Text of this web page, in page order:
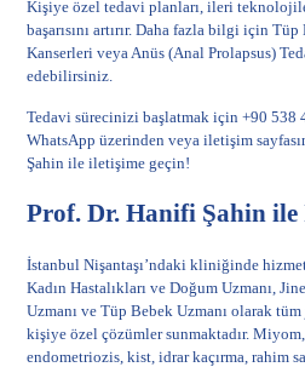
Kişiye özel tedavi planları, ileri
başarısını artırır. Daha fazla bilgi içinTüp
Kanserleri veyaAnüs (Anal Prolapsus)
edebilirsiniz.
Tedavi sürecinizi başlatmak için +90 538
WhatsApp üzerinden veyailetişim
Şahin ile iletişime geçin!
Prof. Dr. Hanifi Şahin
İstanbul Nişantaşı’ndaki kliniğinde
Kadın Hastalıkları ve Doğum Uzmanı,
Uzmanı ve Tüp Bebek Uzmanı olarak
kişiye özel çözümler sunmaktadır.Miyom
endometriozis, kist, idrar kaçırma, rahim